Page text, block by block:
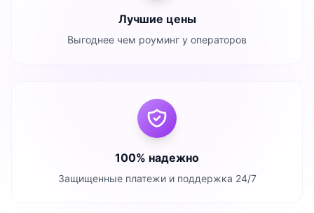
Лучшие цены
Выгоднее чем роуминг у операторов
100% надежно
Защищенные платежи и поддержка 24/7